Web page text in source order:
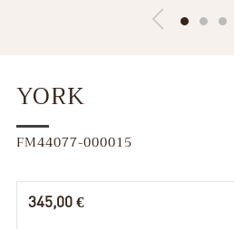
YORK
FM44077-000015
Prix
345,00 €